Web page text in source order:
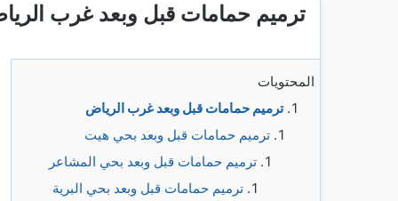
ترميم حمامات قبل وبعد غرب
المحتويات
ترميم حمامات قبل وبعد غرب الرياض
ترميم حمامات قبل وبعد بحي هيت
ترميم حمامات قبل وبعد بحي المشاعر
ترميم حمامات قبل وبعد بحي البرية